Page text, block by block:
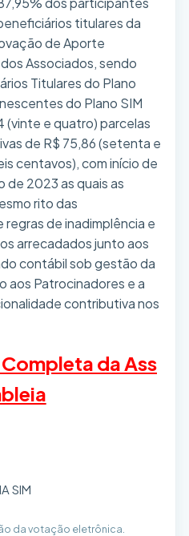
titulares da
de Aporte
Associados, sendo
Titulares do Plano
do Plano SIM
(vinte e quatro) parcelas
de R$ 75,86 (setenta e
centavos), com início de
2023 as quais as
rito das
de inadimplência e
arrecadados junto aos
contábil sob gestão da
aos Patrocinadores e a
contributiva nos
da Ass
da votação eletrônica.